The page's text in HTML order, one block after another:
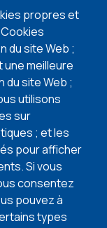
propres et
du site Web ;
meilleure
du site Web ;
utilisons
sur
; et les
pour afficher
Si vous
consentez
pouvez à
types
à bâtir
de votre